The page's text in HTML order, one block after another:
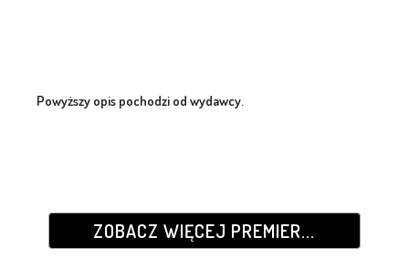
Powyższy opis pochodzi od wydawcy.
ZOBACZ WIĘCEJ PREMIER...